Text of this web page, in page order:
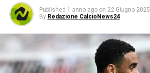
Published 1 anno ago on 22 Giugno 2025
By Redazione CalcioNews24